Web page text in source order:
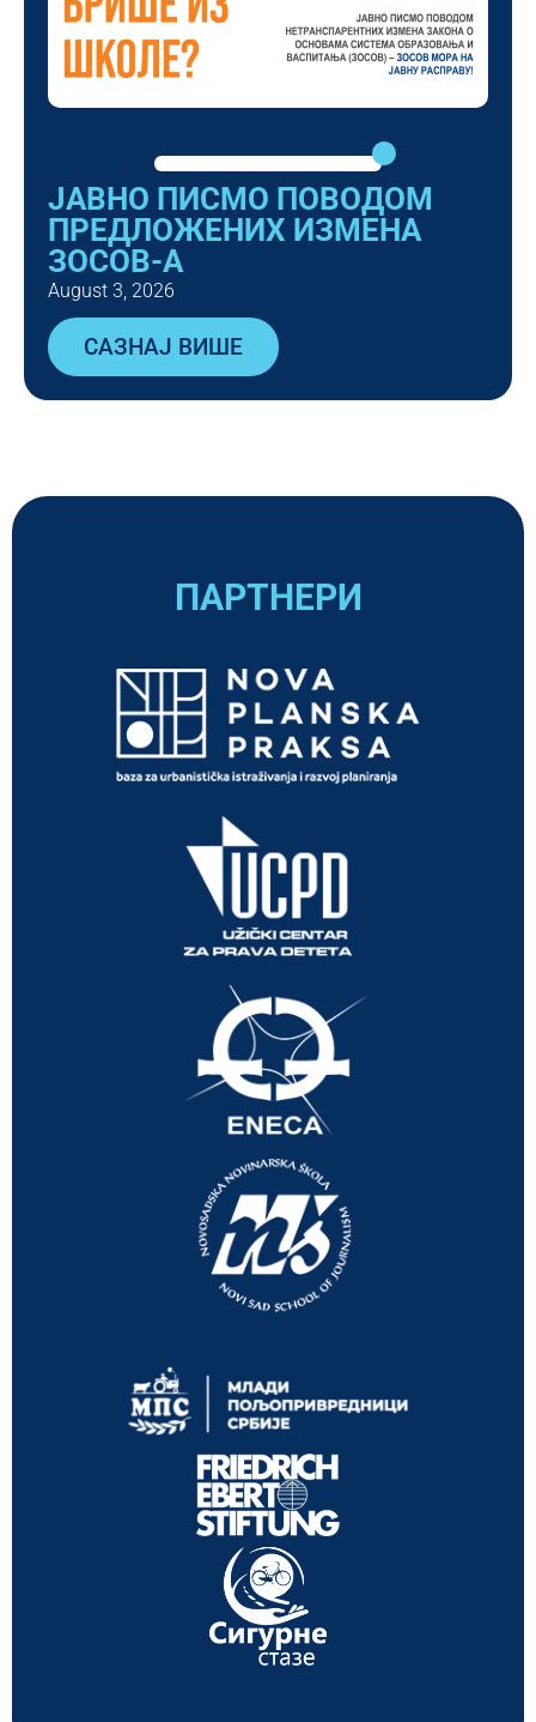
ЈАВНО ПИСМО ПОВОДОМ
ПРЕДЛОЖЕНИХ ИЗМЕНА
ЗОСОВ-А
August 3, 2026
САЗНАЈ ВИШЕ
ПАРТНЕРИ